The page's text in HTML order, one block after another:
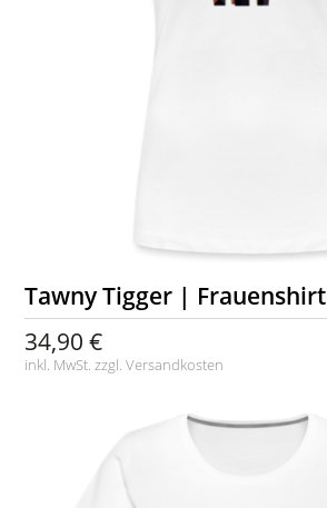
Tawny Tigger | Frauenshirt
34,90 €
inkl. MwSt. zzgl.Versandkosten